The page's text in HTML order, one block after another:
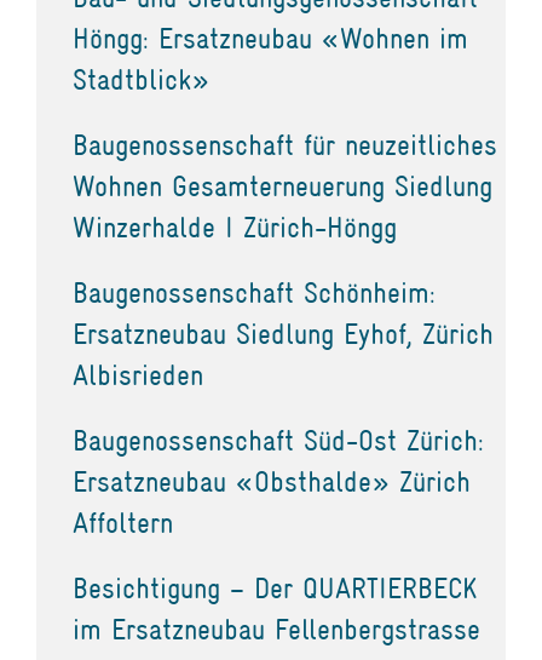
Höngg: Ersatzneubau «Wohnen im
Stadtblick»
Baugenossenschaft für neuzeitliches
Wohnen Gesamterneuerung Siedlung
Winzerhalde I Zürich-Höngg
Baugenossenschaft Schönheim:
Ersatzneubau Siedlung Eyhof, Zürich
Albisrieden
Baugenossenschaft Süd-Ost Zürich:
Ersatzneubau «Obsthalde» Zürich
Affoltern
Besichtigung – Der QUARTIERBECK
im Ersatzneubau Fellenbergstrasse